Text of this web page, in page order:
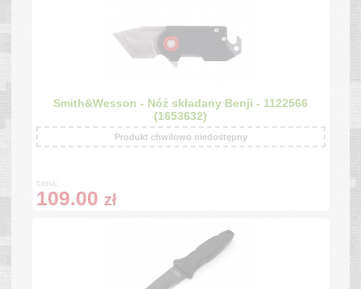
Smith&Wesson - Nóż składany Benji - 1122566
(1653632)
Produkt chwilowo niedostępny
cena:
109.00 zł